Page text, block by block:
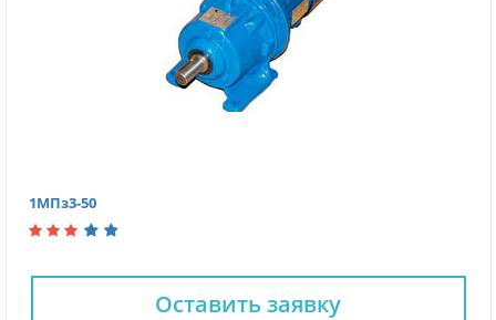
1МПз3-50
Оставить заявку